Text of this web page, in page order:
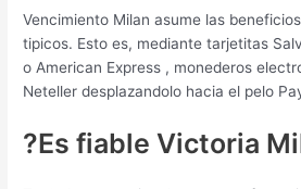
Vencimiento Milan asume las
ti­picos. Esto es, mediante tarjetitas
o American Express , monederos
Neteller desplazandolo hacia el pelo
?Es fiable Victoria